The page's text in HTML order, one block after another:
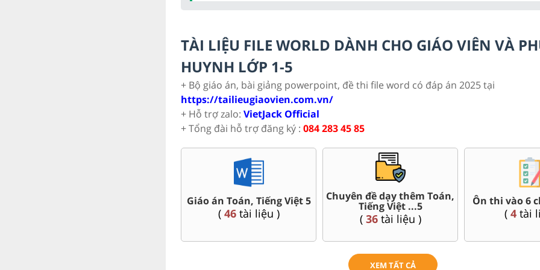
TÀI LIỆU FILE WORLD DÀNH CHO GIÁO VIÊN VÀ
HUYNH LỚP 1-5
+ Bộ giáo án, bài giảng powerpoint, đề thi file word có đáp án 2025 tại
https://tailieugiaovien.com.vn/
+ Hỗ trợ zalo: VietJack Official
+ Tổng đài hỗ trợ đăng ký : 084 283 45 85
Bài tập cuối tuần Toán,
Tiếng Việt
( 5tài liệu )
Đề thi giữa kì, cuối kì 5
(95tài liệu )
Bài giảng
Toán,
( 18
XEM TẤT CẢ